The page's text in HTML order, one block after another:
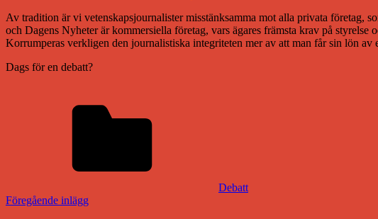
Av tradition är vi vetenskapsjournalister misstänksamma mot alla privata företag,
och Dagens Nyheter är kommersiella företag, vars ägares främsta krav på
Korrumperas verkligen den journalistiska integriteten mer av att man får sin lön
Dags för en debatt?
Debatt
Inläggsnavigering
Föregående inlägg